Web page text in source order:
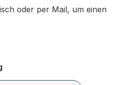
oder per Mail, um einen